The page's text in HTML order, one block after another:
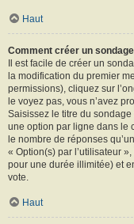
Haut
Comment créer un
Il est facile de créer un
la modification du premier
permissions), cliquez sur
le voyez pas, vous n’avez
Saisissez le titre du
une option par ligne dans le
le nombre de réponses
« Option(s) par l’utilisateur
pour une durée illimitée) et
vote.
Haut